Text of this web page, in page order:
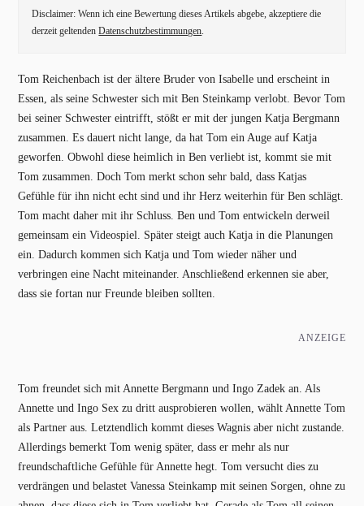
Disclaimer: Wenn ich eine Bewertung dieses Artikels abgebe, akzeptiere die
derzeit geltendenDatenschutzbestimmungen
Tom Reichenbach ist der ältere Bruder von Isabelle und erscheint in
Essen, als seine Schwester sich mit Ben Steinkamp verlobt. Bevor Tom
bei seiner Schwester eintrifft, stößt er mit der jungen Katja Bergmann
zusammen. Es dauert nicht lange, da hat Tom ein Auge auf Katja
geworfen. Obwohl diese heimlich in Ben verliebt ist, kommt sie mit
Tom zusammen. Doch Tom merkt schon sehr bald, dass Katjas
Gefühle für ihn nicht echt sind und ihr Herz weiterhin für Ben schlägt.
Tom macht daher mit ihr Schluss. Ben und Tom entwickeln derweil
gemeinsam ein Videospiel. Später steigt auch Katja in die Planungen
ein. Dadurch kommen sich Katja und Tom wieder näher und
verbringen eine Nacht miteinander. Anschließend erkennen sie aber,
dass sie fortan nur Freunde bleiben sollten.
ANZEIGE
Tom freundet sich mit Annette Bergmann und Ingo Zadek an. Als
Annette und Ingo Sex zu dritt ausprobieren wollen, wählt Annette Tom
als Partner aus. Letztendlich kommt dieses Wagnis aber nicht zustande.
Allerdings bemerkt Tom wenig später, dass er mehr als nur
freundschaftliche Gefühle für Annette hegt. Tom versucht dies zu
verdrängen und belastet Vanessa Steinkamp mit seinen Sorgen, ohne zu